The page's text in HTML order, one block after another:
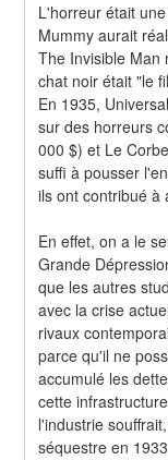
L'horreur était
Mummy aurait
The Invisible Man
chat noir était "le
En 1935,
sur des horreurs
000 $) et Le
suffi à pousser
ils ont contribué à
En effet, on a le
Grande
que les autres
avec la crise
rivaux
parce qu'il ne
accumulé les
cette
l'industrie
séquestre en